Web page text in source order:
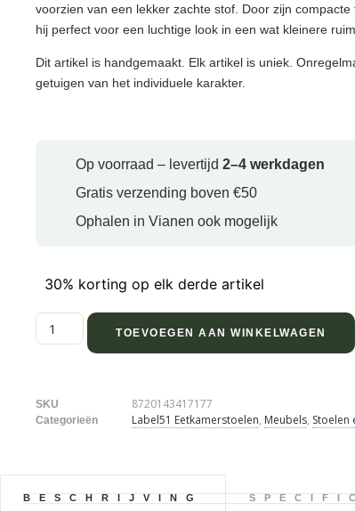
voorzien van een lekker zachte stof. Door zijn
hij perfect voor een luchtige look in een wat kleinere
Dit artikel is handgemaakt. Elk artikel is uniek.
getuigen van het individuele karakter.
Op voorraad – levertijd 2–4 werkdagen
Gratis verzending boven €50
Ophalen in Vianen ook mogelijk
30% korting op elk derde artikel
TOEVOEGEN AAN WINKELWAGEN
SKU 8720143417177
Categorieën Label51 Eetkamerstoelen, Meubels, Stoelen
BESCHRIJVING